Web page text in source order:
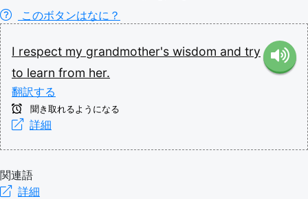
このボタンはなに？
I respect my grandmother's wisdom and try
to learn from her.
翻訳する
聞き取れるようになる
詳細
関連語
詳細